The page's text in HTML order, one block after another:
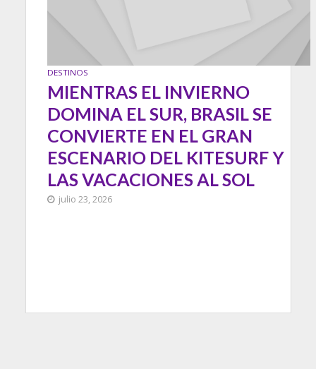
DESTINOS
MIENTRAS EL INVIERNO
DOMINA EL SUR, BRASIL SE
CONVIERTE EN EL GRAN
ESCENARIO DEL KITESURF Y
LAS VACACIONES AL SOL
julio 23, 2026